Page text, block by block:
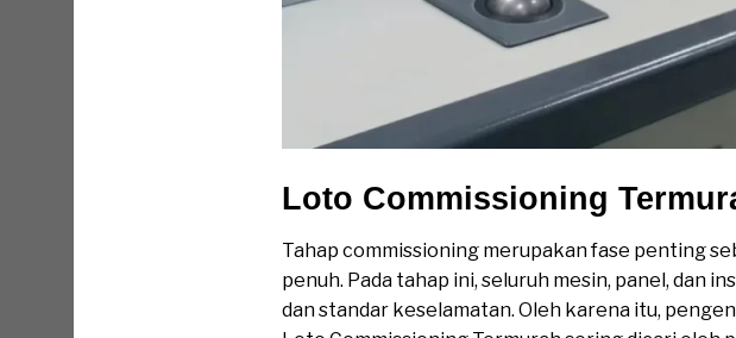
Loto Commissioning
Tahap commissioning merupakan fase penting
penuh. Pada tahap ini, seluruh mesin, panel, dan
dan standar keselamatan. Oleh karena itu,